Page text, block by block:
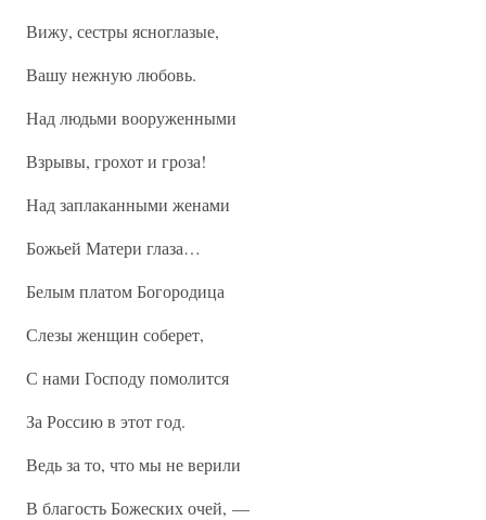
Вижу, сестры ясноглазые,
Вашу нежную любовь.
Над людьми вооруженными
Взрывы, грохот и гроза!
Над заплаканными женами
Божьей Матери глаза…
Белым платом Богородица
Слезы женщин соберет,
С нами Господу помолится
За Россию в этот год.
Ведь за то, что мы не верили
В благость Божеских очей, —